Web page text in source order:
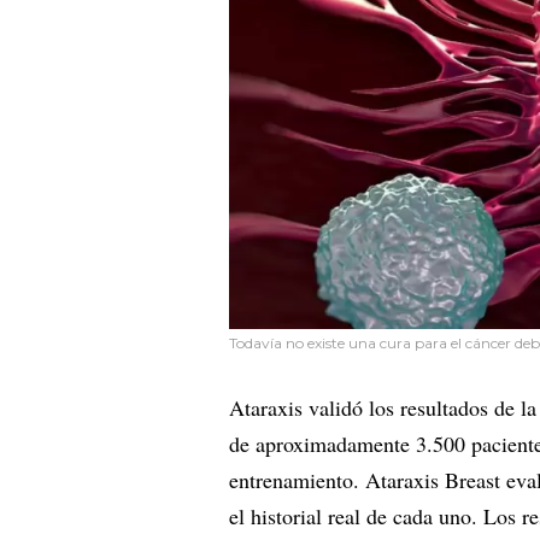
Todavía no existe una cura para el cáncer
Ataraxis validó los resultados de
de aproximadamente 3.500
entrenamiento. Ataraxis Breast
el historial real de cada uno. Los